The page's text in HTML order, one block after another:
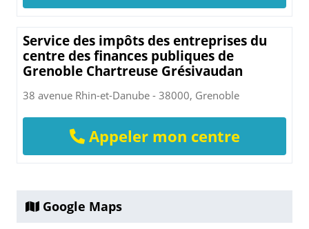
Service des impôts des entreprises du
centre des finances publiques de
Grenoble Chartreuse Grésivaudan
38 avenue Rhin-et-Danube - 38000, Grenoble
Appeler mon centre
Google Maps